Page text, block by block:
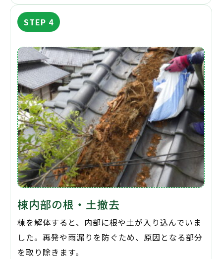
STEP 4
棟内部の根・土撤去
棟を解体すると、内部に根や土が入り込んでいま
した。再発や雨漏りを防ぐため、原因となる部分
を取り除きます。